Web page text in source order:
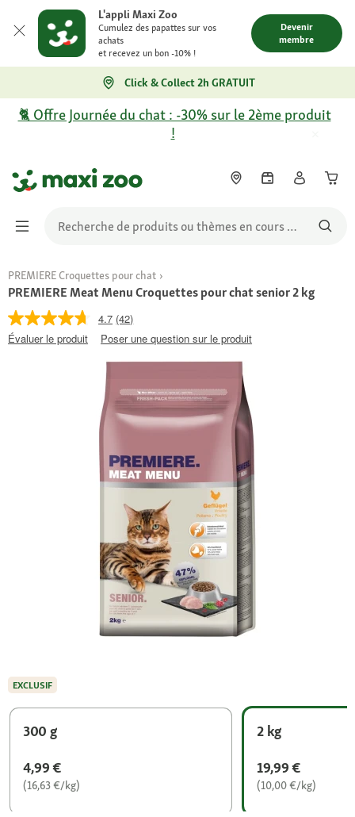
L'appli Maxi Zoo
Cumulez des papattes sur vos
achats
et recevez un bon -10% !
Devenir
membre
Click & Collect 2h GRATUIT
🐈 Offre Journée du chat : -30% sur le 2ème produit
!
PREMIERE Croquettes pour chat
PREMIERE Meat Menu Croquettes pour chat senior 2 kg
4.7 (42)
Évaluer le produit
Poser une question sur le produit
300 g
4,99 €
(16,63 €/kg)
2 kg
19,99 €
(10,00 €/kg)
EXCLUSIF